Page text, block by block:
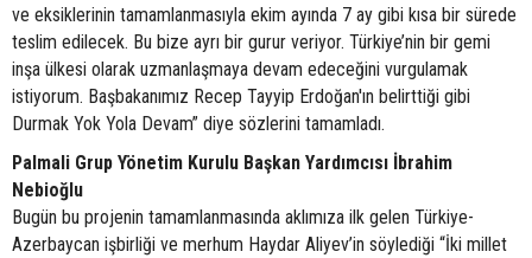
ve eksiklerinin tamamlanmasıyla ekim ayında 7 ay gibi kısa bir sürede
teslim edilecek. Bu bize ayrı bir gurur veriyor. Türkiye’nin bir gemi
inşa ülkesi olarak uzmanlaşmaya devam edeceğini vurgulamak
istiyorum. Başbakanımız Recep Tayyip Erdoğan'ın belirttiği gibi
Durmak Yok Yola Devam” diye sözlerini tamamladı.
Palmali Grup Yönetim Kurulu Başkan Yardımcısı İbrahim
Nebioğlu
Bugün bu projenin tamamlanmasında aklımıza ilk gelen Türkiye-
Azerbaycan işbirliği ve merhum Haydar Aliyev’in söylediği “İki millet